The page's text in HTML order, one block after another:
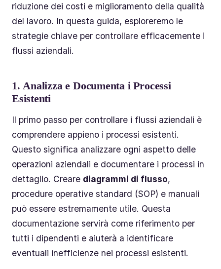
riduzione dei costi e miglioramento della qualità
del lavoro. In questa guida, esploreremo le
strategie chiave per controllare efficacemente i
flussi aziendali.
1.Analizza e Documenta i Processi
Esistenti
Il primo passo per controllare i flussi aziendali è
comprendere appieno i processi esistenti.
Questo significa analizzare ogni aspetto delle
operazioni aziendali e documentare i processi in
dettaglio. Creare diagrammi di flusso,
procedure operative standard (SOP) e manuali
può essere estremamente utile. Questa
documentazione servirà come riferimento per
tutti i dipendenti e aiuterà a identificare
eventuali inefficienze nei processi esistenti.